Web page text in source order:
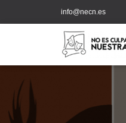
info@necn.es